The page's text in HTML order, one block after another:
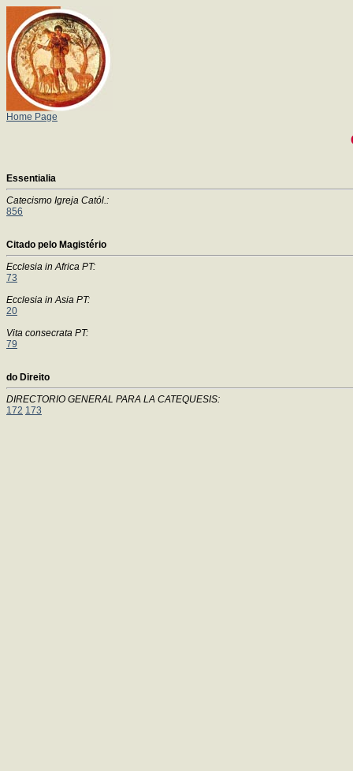
Home Page
Essentialia
Catecismo Igreja Catól.:
856
Citado pelo Magistério
Ecclesia in Africa PT:
73
Ecclesia in Asia PT:
20
Vita consecrata PT:
79
do Direito
DIRECTORIO GENERAL PARA LA CATEQUESIS:
172 173